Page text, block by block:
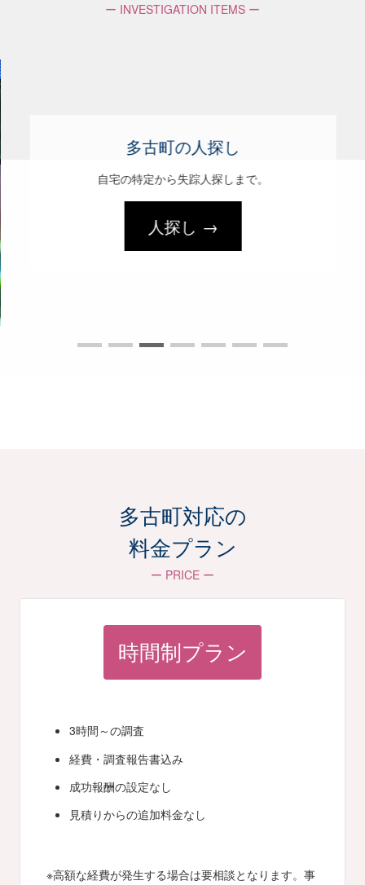
ー INVESTIGATION ITEMS ー
多古町の人探し
自宅の特定から失踪人探しまで。
人探し →
多古町対応の
料金プラン
ー PRICE ー
時間制プラン
3時間～の調査
経費・調査報告書込み
成功報酬の設定なし
見積りからの追加料金なし
※高額な経費が発生する場合は要相談となります。事